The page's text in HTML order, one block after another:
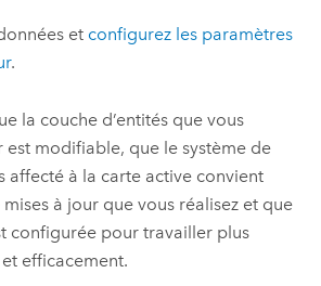
et configurez les paramètres
.
la couche d’entités que vous
est modifiable, que le système de
affecté à la carte active convient
à jour que vous réalisez et que
configurée pour travailler plus
efficacement.